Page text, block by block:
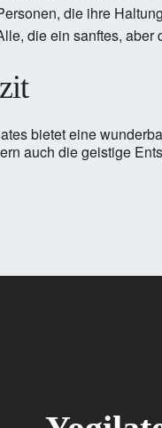
die ihre
die ein sanftes, aber
bietet eine
auch die geistige